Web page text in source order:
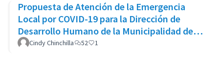
Propuesta de Atención de la Emergencia
Local por COVID-19 para la Dirección de
Desarrollo Humano de la Municipalidad de
Goicoechea
Cindy Chinchilla 52 1